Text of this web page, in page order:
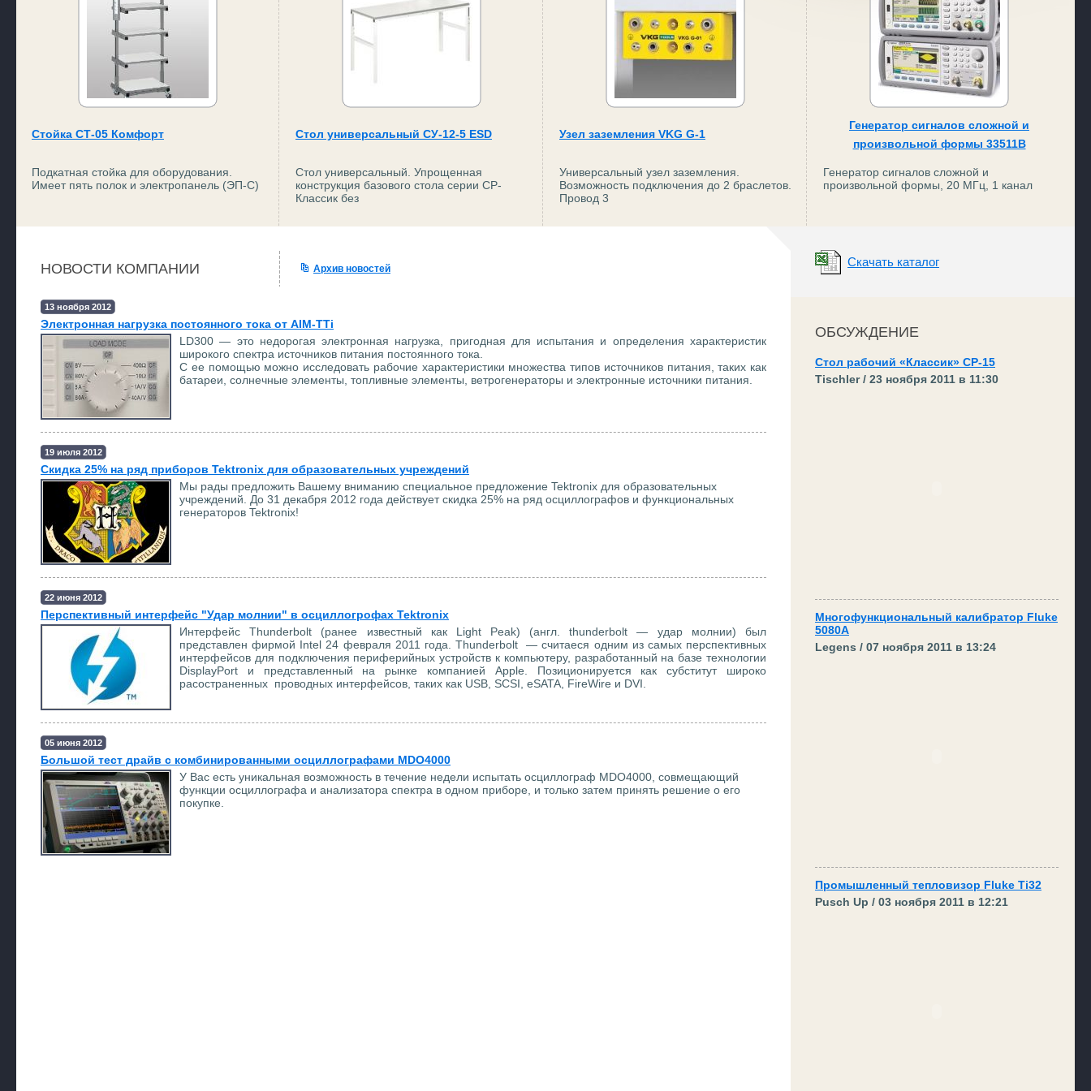
Стойка СТ-05 Комфорт
Подкатная стойка для оборудования.
Имеет пять полок и электропанель (ЭП-С)
Стол универсальный СУ-12-5 ESD
Стол универсальный. Упрощенная
конструкция базового стола серии СР-
Классик без
Узел заземления VKG G-1
Универсальный узел заземления.
Возможность подключения до 2 браслетов.
Провод 3
Генератор сигналов сложной и
произвольной формы 33511B
Генератор сигналов сложной и
произвольной формы, 20 МГц, 1 канал
НОВОСТИ КОМПАНИИ Архив новостей
13 ноября 2012
Электронная нагрузка постоянного тока от AIM-TTi
LD300 — это недорогая электронная нагрузка, пригодная для испытания и определения характеристик
широкого спектра источников питания постоянного тока.
С ее помощью можно исследовать рабочие характеристики множества типов источников питания, таких как
батареи, солнечные элементы, топливные элементы, ветрогенераторы и электронные источники питания.
19 июля 2012
Скидка 25% на ряд приборов Tektronix для образовательных учреждений
Мы рады предложить Вашему вниманию специальное предложение Tektronix для образовательных
учреждений. До 31 декабря 2012 года действует скидка 25% на ряд осциллографов и функциональных
генераторов Tektronix!
22 июня 2012
Перспективный интерфейс "Удар молнии" в осциллогрофах Tektronix
Интерфейс Thunderbolt (ранее известный как Light Peak) (англ. thunderbolt — удар молнии) был
представлен фирмой Intel 24 февраля 2011 года. Thunderbolt — считаеся одним из самых перспективных
интерфейсов для подключения периферийных устройств к компьютеру, разработанный на базе технологии
DisplayPort и представленный на рынке компанией Apple. Позиционируется как субститут широко
расостраненных проводных интерфейсов, таких как USB, SCSI, eSATA, FireWire и DVI.
05 июня 2012
Большой тест драйв с комбинированными осциллографами MDO4000
У Bас есть уникальная возможность в течение недели испытать осциллограф MDO4000, совмещающий
функции осциллографа и анализатора спектра в одном приборе, и только затем принять решение о его
покупке.
Скачать каталог
ОБСУЖДЕНИЕ
Стол рабочий «Классик» СР-15
Tischler / 23 ноября 2011 в 11:30
Многофункциональный калибратор Fluke
5080А
Legens / 07 ноября 2011 в 13:24
Промышленный тепловизор Fluke Ti32
Pusch Up / 03 ноября 2011 в 12:21